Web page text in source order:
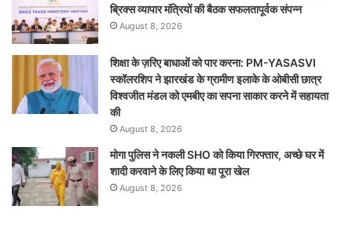
ब्रिक्‍स व्यापार मंत्रियों की बैठक सफलतापूर्वक संपन्न
August 8, 2026
शिक्षा के ज़रिए बाधाओं को पार करना: PM-YASASVI
स्कॉलरशिप ने झारखंड के ग्रामीण इलाके के ओबीसी छात्र
विश्वजीत मंडल को एमबीए का सपना साकार करने में सहायता
की
August 8, 2026
मोगा पुलिस ने नकली SHO को किया गिरफ्तार, अच्छे घर में
शादी करवाने के लिए किया था पूरा खेल
August 8, 2026